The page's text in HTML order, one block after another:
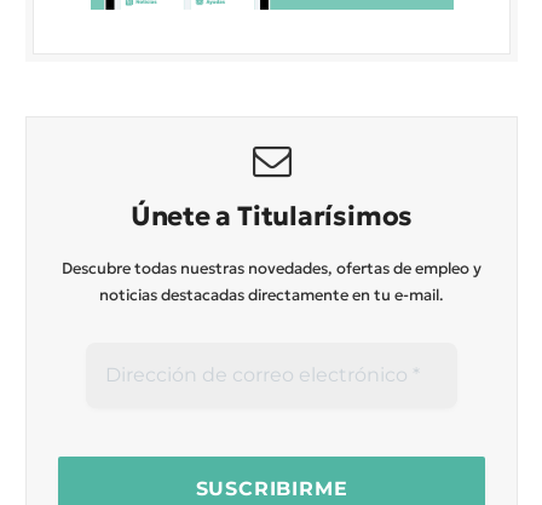
Únete a Titularísimos
Descubre todas nuestras novedades, ofertas de empleo y
noticias destacadas directamente en tu e-mail.